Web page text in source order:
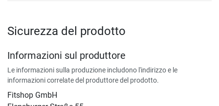
Sicurezza del prodotto
Informazioni sul produttore
Le informazioni sulla produzione includono l'indirizzo e le
informazioni correlate del produttore del prodotto.
Fitshop GmbH